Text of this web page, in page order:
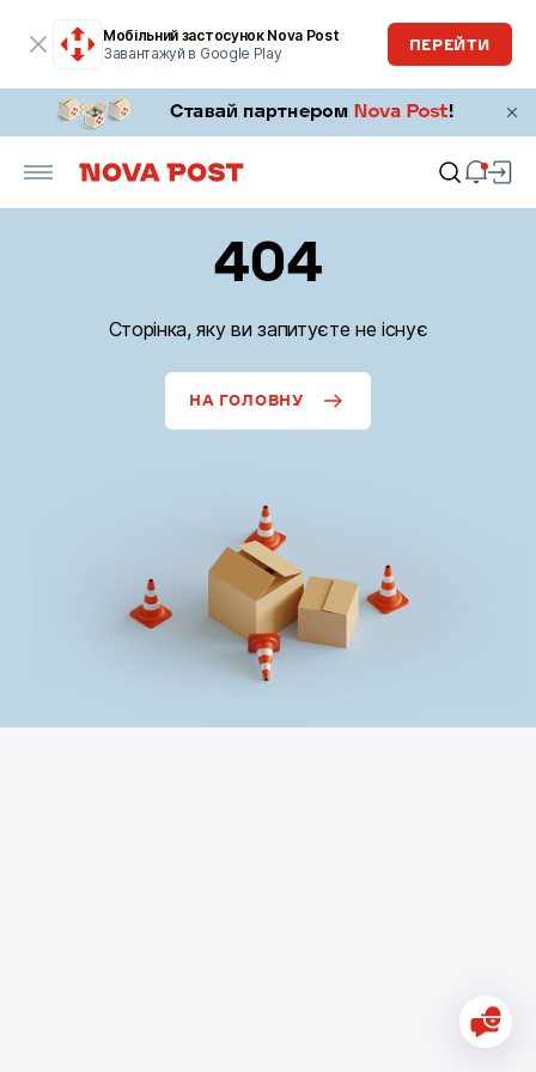
Мобільний застосунок Nova Post
Завантажуй в Google Play
ПЕРЕЙТИ
404
Сторінка, яку ви запитуєте не існує
НА ГОЛОВНУ